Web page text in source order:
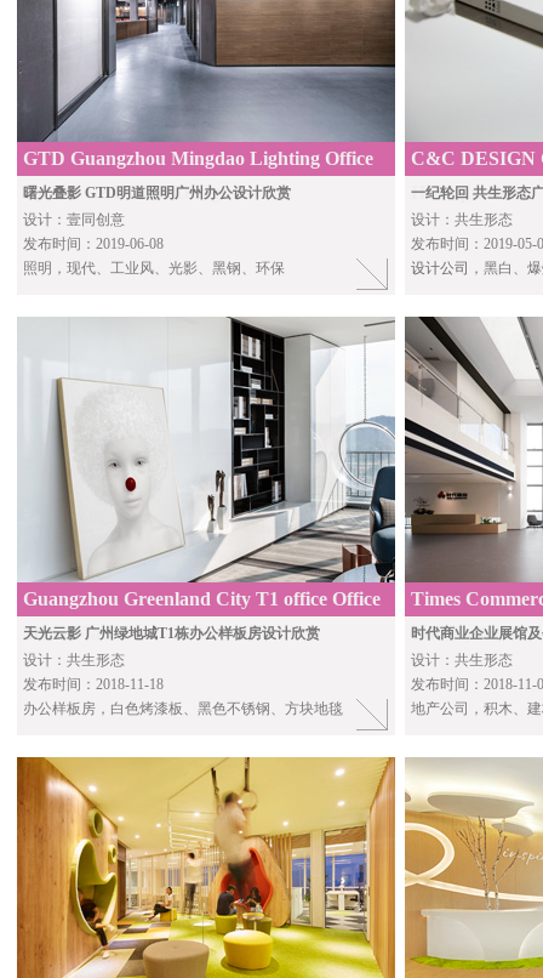
GTD Guangzhou Mingdao Lighting Office
By TO GET THE Design
曙光叠影 GTD明道照明广州办公设计欣赏
设计：壹同创意
发布时间：2019-06-08
照明，现代、工业风、光影、黑钢、环保
C&C DESIGN
Headquarters
一纪轮回 共生形态
设计：共生形态
发布时间：2019-05-
设计公司 ，黑白、
Guangzhou Greenland City T1 office Office
Show Flat
天光云影 广州绿地城T1栋办公样板房设计欣赏
设计：共生形态
发布时间：2018-11-18
办公样板房，白色烤漆板、黑色不锈钢、方块地毯
Times
club By C&C
时代商业企业展馆
设计：共生形态
发布时间：2018-11-
地产公司，积木、